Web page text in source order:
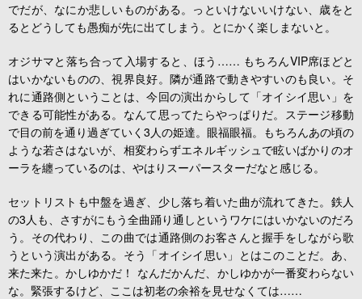
でだが、なにか悲しいものがある。っといけないいけない、歳をと
るとどうしても愚痴が先に出てしまう。とにかく楽しまないと。
オジサマと落ち合って入場すると、ほう…… もちろんVIP席ほどと
はいかないものの、視界良好。隣が通路で動きやすいのも良い。そ
れに通路側ということは、今回の演出からして「オイシイ思い」を
できる可能性がある。なんて思ってたらやっぱりだ。ステージ移動
で目の前を通り過ぎていく3人の姫達。眼福眼福。もちろんあの頃の
ような若さはないが、相変わらずエネルギッシュで眩いばかりのオ
ーラを纏っているのは、やはりスーパースターだなと感じる。
セットリストも中盤を過ぎ、少し落ち着いた曲が流れてきた。鉄人
の3人も、さすがにもう全曲踊り通しというワケにはいかないのだろ
う。その代わり、この曲では通路側のお客さんと握手をしながら歌
うという演出がある。そう「オイシイ思い」とはこのことだ。あ、
来た来た。かしゆかだ！ なんだかんだ、かしゆかが一番変わらない
な。緊張するけど、ここは初老の余裕を見せなくては……